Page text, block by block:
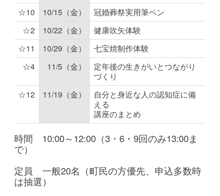
☆10
10/15（金）
冠婚葬祭実用筆ペン
☆2
10/22（金）
健康吹矢体験
☆11
10/29（金）
七宝焼制作体験
☆4
11/5（金）
定年後の生きがいとつながり
づくり
☆12
11/19（金）
自分と身近な人の認知症に備
える
講座のまとめ
時間 10:00～12:00（3・6・9回のみ13:00ま
で）
定員 一般20名（町民の方優先、申込多数時
は抽選）